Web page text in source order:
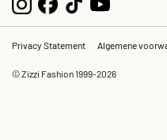
Privacy Statement Algemene
© Zizzi Fashion 1999-2026